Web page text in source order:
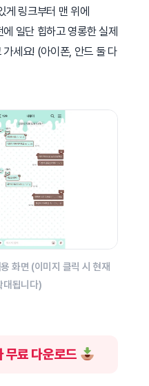
게 링크부터 맨 위에
일단 힙하고 영롱한 실제
세요! (아이폰, 안드 둘 다
화면 (이미지 클릭 시 현재
대됩니다)
무료 다운로드